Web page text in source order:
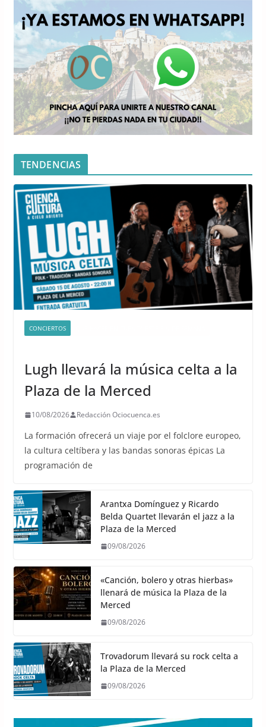
TENDENCIAS
CONCIERTOS
Lugh llevará la música celta a la
Plaza de la Merced
10/08/2026 Redacción Ociocuenca.es
La formación ofrecerá un viaje por el folclore europeo,
la cultura celtíbera y las bandas sonoras épicas La
programación de
Arantxa Domínguez y Ricardo
Belda Quartet llevarán el jazz a la
Plaza de la Merced
09/08/2026
«Canción, bolero y otras hierbas»
llenará de música la Plaza de la
Merced
09/08/2026
Trovadorum llevará su rock celta a
la Plaza de la Merced
09/08/2026